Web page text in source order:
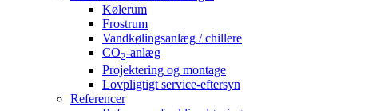
Kølerum
Frostrum
Vandkølingsanlæg / chillere
CO2-anlæg
Projektering og montage
Lovpligtigt service-eftersyn
Referencer